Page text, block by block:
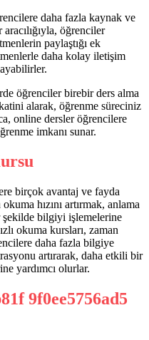
daha fazla kaynak ve
öğrenciler
paylaştığı ek
daha kolay iletişim
öğrenciler birebir ders alma
alarak, öğrenme süreciniz
online dersler öğrencilere
imkanı sunar.
birçok avantaj ve fayda
hızını artırmak, anlama
bilgiyi işlemelerine
okuma kursları, zaman
daha fazla bilgiye
artırarak, daha etkili bir
yardımcı olurlar.